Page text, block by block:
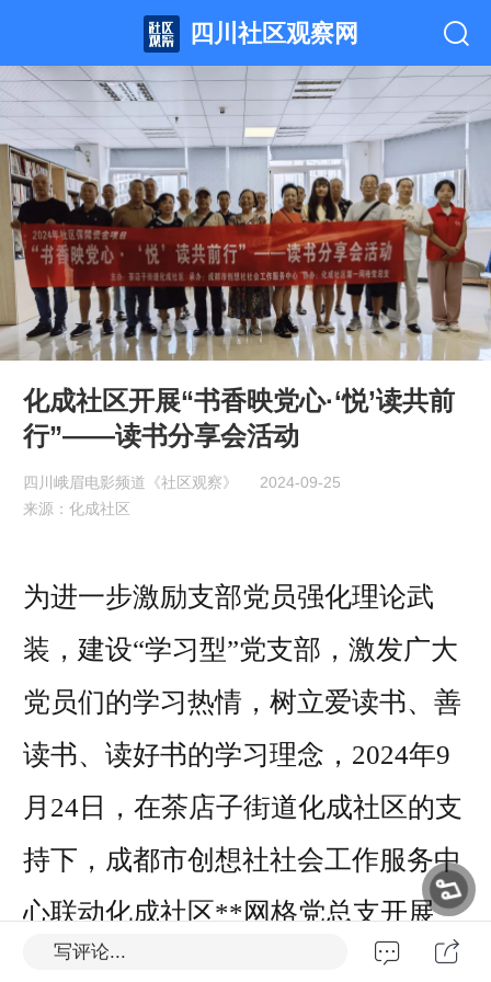
四川社区观察网
化成社区开展“书香映党心·‘悦’读共前
行”——读书分享会活动
四川峨眉电影频道《社区观察》
2024-09-25
来源：化成社区
为进一步激励支部党员强化理论武
装，建设“学习型”党支部，激发广大
党员们的学习热情，树立爱读书、善
读书、读好书的学习理念，2024年9
月24日，在茶店子街道化成社区的支
持下，成都市创想社社会工作服务中
心联动化成社区**网格党总支开展
“书香映党心·‘悦’读共前行”——读书
写评论...